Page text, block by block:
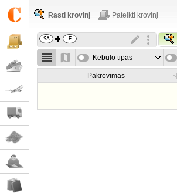
Rasti krovinį Pateikti krovinį
Kėbulo tipas
Pakrovimas